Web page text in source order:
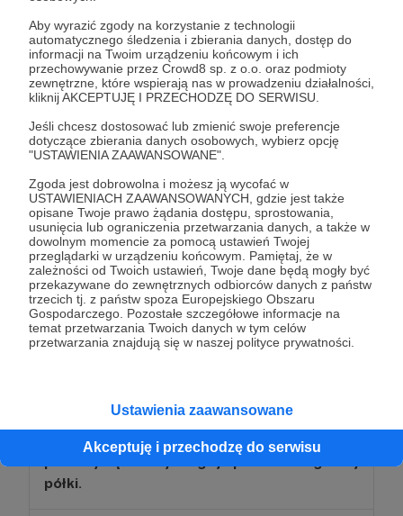
Aby wyrazić zgody na korzystanie z technologii
automatycznego śledzenia i zbierania danych, dostęp do
informacji na Twoim urządzeniu końcowym i ich
przechowywanie przez Crowd8 sp. z o.o. oraz podmioty
zewnętrzne, które wspierają nas w prowadzeniu działalności,
kliknij AKCEPTUJĘ I PRZECHODZĘ DO SERWISU.
Jeśli chcesz dostosować lub zmienić swoje preferencje
dotyczące zbierania danych osobowych, wybierz opcję
"USTAWIENIA ZAAWANSOWANE".
Zgoda jest dobrowolna i możesz ją wycofać w
USTAWIENIACH ZAAWANSOWANYCH, gdzie jest także
opisane Twoje prawo żądania dostępu, sprostowania,
usunięcia lub ograniczenia przetwarzania danych, a także w
dowolnym momencie za pomocą ustawień Twojej
przeglądarki w urządzeniu końcowym. Pamiętaj, że w
zależności od Twoich ustawień, Twoje dane będą mogły być
przekazywane do zewnętrznych odbiorców danych z państw
trzecich tj. z państw spoza Europejskiego Obszaru
Gospodarczego. Pozostałe szczegółowe informacje na
temat przetwarzania Twoich danych w tym celów
przetwarzania znajdują się w naszej polityce prywatności.
Ustawienia zaawansowane
Akceptuję i przechodzę do serwisu
się dzieje!
🔹Zapraszam na mojego FB, Tik-Tok, Instagram,
Youtube i na stronę FB Edu-Partyzant,
🔹Zapraszam na prywatną grupę na FB, zobaczysz
🔹Podziękujemy Ci za to wpisem i wymienimy z
imienia i nazwiska,
🔹Wydrukujemy Twoje imię i nazwisko, z dumą
umieścimy je w naszej pracowni 3D,
🔹Wykonamy w druku 3D statuetkę i Ci ją
prześlemy na wskazany adres (nagroda dla
nowego Patrona, jednorazowa, daj nam trochę
czasu na realizację),
🔹Osobiście pokażę co robimy, mogę przyjechać
do Ciebie, opowiedzieć o tym jak pomagamy -
skontaktuj się ze mną, ustalimy szczegóły
>> Oprogramowanie, to dzięki Twojej
półki.